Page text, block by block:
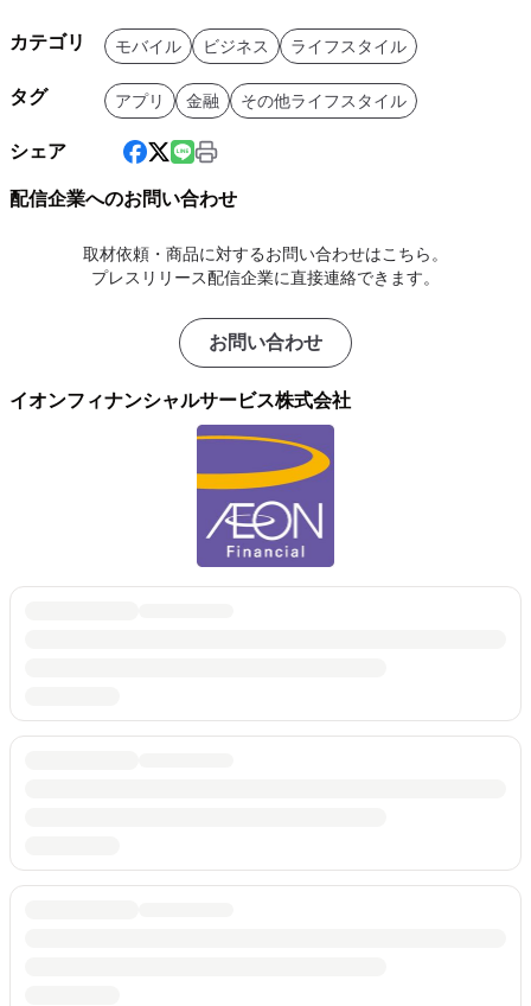
カテゴリ モバイル ビジネス ライフスタイル
タグ アプリ 金融 その他ライフスタイル
シェア
配信企業へのお問い合わせ
取材依頼・商品に対するお問い合わせはこちら。
プレスリリース配信企業に直接連絡できます。
お問い合わせ
イオンフィナンシャルサービス株式会社